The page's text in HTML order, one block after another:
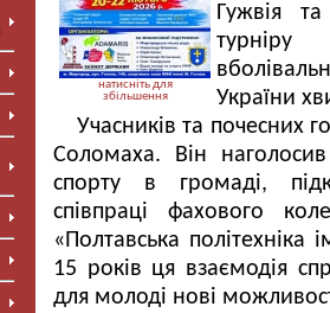
натисніть для
збільшення
Гужвія
турніру
України
Учасників та почесних
Соломаха. Він
спорту в громаді,
співпраці фахового
«Полтавська
15 років ця взаємодія
для молоді нові